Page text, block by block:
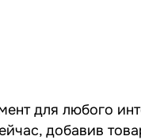
для любого
добавив